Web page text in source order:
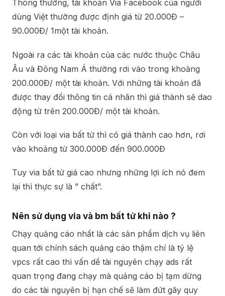
Thông thường, tài khoản Via Facebook của người
dùng Việt thường được định giá từ 20.000Đ –
90.000Đ/ 1một tài khoản.
Ngoài ra các tài khoản của các nước thuộc Châu
Âu và Đông Nam Á thường rơi vào trong khoảng
200.000Đ/ một tài khoản. Với những tài khoản đã
được thay đổi thông tin cá nhân thì giá thành sẽ dao
động từ trên 200.000Đ/ một tài khoản.
Còn với loại via bất tử thì có giá thành cao hơn, rơi
vào khoảng từ 300.000Đ đến 900.000Đ
Tuy via bất tử giá cao nhưng những lợi ích nó đem
lại thì thực sự là ” chất”.
Nên sử dụng via và bm bất tử khi nào ?
Chạy quảng cáo nhất là các sản phẩm dịch vụ liên
quan tới chính sách quảng cáo thậm chí là tỷ lệ
vpcs rất cao thì vấn dề tài nguyên chạy ads rất
quan trọng đang chạy mà quảng cáo bị tạm dừng
do các tài nguyên bị hạn chế sẽ làm đứt gãy quy